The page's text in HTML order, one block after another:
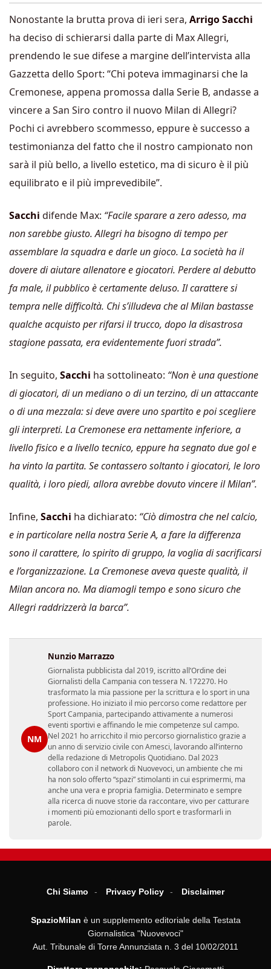
Nonostante la brutta prova di ieri sera, Arrigo Sacchi
ha deciso di schierarsi dalla parte di Max Allegri,
prendendo le sue difese a margine dell’intervista alla
Gazzetta dello Sport: “Chi poteva immaginarsi che la
Cremonese, appena promossa dalla Serie B, andasse a
vincere a San Siro contro il nuovo Milan di Allegri?
Pochi ci avrebbero scommesso, eppure è successo a
testimonianza del fatto che il nostro campionato non
sarà il più bello, a livello estetico, ma di sicuro è il più
equilibrato e il più imprevedibile”.
Sacchi difende Max: “Facile sparare a zero adesso, ma
non sarebbe giusto. Allegri ha bisogno di tempo per
assemblare la squadra e darle un gioco. La società ha il
dovere di aiutare allenatore e giocatori. Perdere al debutto
fa male, il pubblico è certamente deluso. Il carattere si
tempra nelle difficoltà. Chi s’illudeva che al Milan bastasse
qualche acquisto per rifarsi il trucco, dopo la disastrosa
stagione passata, era evidentemente fuori strada”.
In seguito, Sacchi ha sottolineato: “Non è una questione
di giocatori, di un mediano o di un terzino, di un attaccante
o di una mezzala: si deve avere uno spartito e poi scegliere
gli interpreti. La Cremonese era nettamente inferiore, a
livello fisico e a livello tecnico, eppure ha segnato due gol e
ha vinto la partita. Se contassero soltanto i giocatori, le loro
qualità, i loro piedi, allora avrebbe dovuto vincere il Milan”.
Infine, Sacchi ha dichiarato: “Ciò dimostra che nel calcio,
e in particolare nella nostra Serie A, a fare la differenza
sono il carattere, lo spirito di gruppo, la voglia di sacrificarsi
e l’organizzazione. La Cremonese aveva queste qualità, il
Milan ancora no. Madiamogli tempo e sono sicuro che
Allegri raddrizzerà la barca”.
NM
Nunzio Marrazzo
Giornalista pubblicista dal 2019, iscritto all’Ordine dei
Giornalisti della Campania con tessera N. 172270. Ho
trasformato la mia passione per la scrittura e lo sport in una
professione. Ho iniziato il mio percorso come redattore per
Sport Campania, partecipando attivamente a numerosi
eventi sportivi e affinando le mie competenze sul campo.
Nel 2021 ho arricchito il mio percorso giornalistico grazie a
un anno di servizio civile con Amesci, lavorando all’interno
della redazione di Metropolis Quotidiano. Dal 2023
collaboro con il network di Nuovevoci, un ambiente che mi
ha non solo offerto “spazi” stimolanti in cui esprimermi, ma
anche una vera e propria famiglia. Determinato e sempre
alla ricerca di nuove storie da raccontare, vivo per catturare
i momenti più emozionanti dello sport e trasformarli in
parole.
Chi Siamo Privacy Policy Disclaimer
SpazioMilan è un supplemento editoriale della Testata
Giornalistica "Nuovevoci"
Aut. Tribunale di Torre Annunziata n. 3 del 10/02/2011